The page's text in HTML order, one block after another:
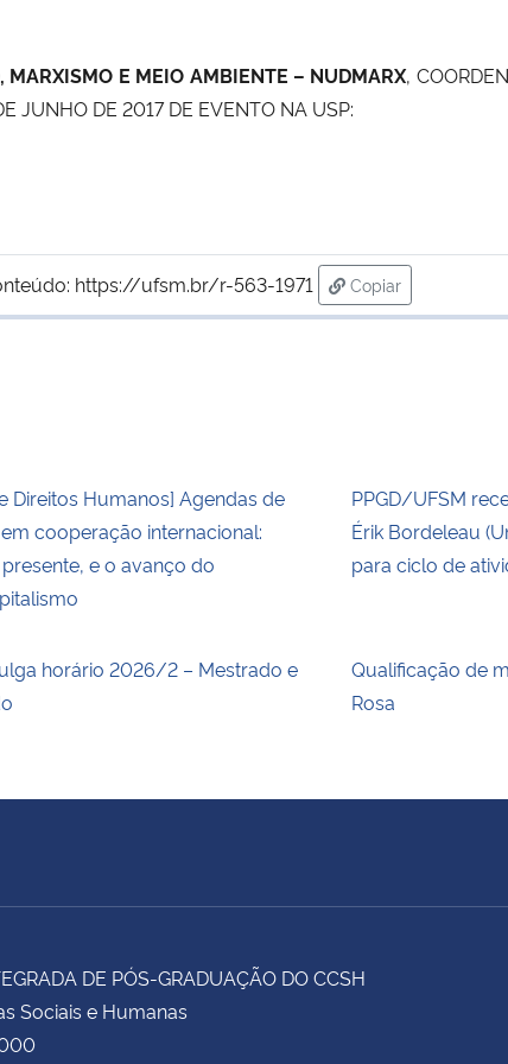
MARXISMO E MEIO AMBIENTE – NUDMARX,
JUNHO DE 2017 DE EVENTO NA USP:
https://ufsm.br/r-563-1971
Copiar
para área de
Direitos Humanos] Agendas de
cooperação internacional:
e o avanço do
PPGD/UFSM
Érik Bordeleau
para ciclo de
horário 2026/2 – Mestrado e
Qualificação de
Rosa
DE PÓS-GRADUAÇÃO DO CCSH
Sociais e Humanas